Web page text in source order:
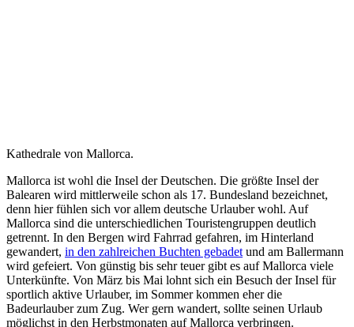
Kathedrale von Mallorca.
Mallorca ist wohl die Insel der Deutschen. Die größte Insel der
Balearen wird mittlerweile schon als 17. Bundesland bezeichnet,
denn hier fühlen sich vor allem deutsche Urlauber wohl. Auf
Mallorca sind die unterschiedlichen Touristengruppen deutlich
getrennt. In den Bergen wird Fahrrad gefahren, im Hinterland
gewandert, in den zahlreichen Buchten gebadet und am Ballermann
wird gefeiert. Von günstig bis sehr teuer gibt es auf Mallorca viele
Unterkünfte. Von März bis Mai lohnt sich ein Besuch der Insel für
sportlich aktive Urlauber, im Sommer kommen eher die
Badeurlauber zum Zug. Wer gern wandert, sollte seinen Urlaub
möglichst in den Herbstmonaten auf Mallorca verbringen.